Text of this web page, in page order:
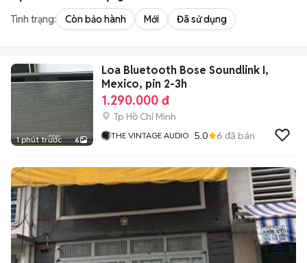
Tình trạng: Còn bảo hành Mới Đã sử dụng
1 phút trước 6
Loa Bluetooth Bose Soundlink I,
Mexico, pin 2-3h
1.290.000 đ
Tp Hồ Chí Minh
THE VINTAGE AUDIO 5.0 6 đã bán